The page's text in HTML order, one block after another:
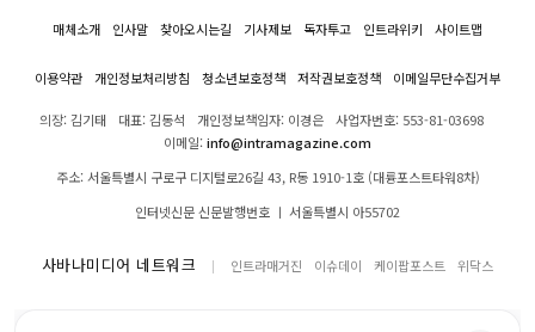
매체소개 인사말 찾아오시는길 기사제보 독자투고 인트라위키 사이트맵
이용약관 개인정보처리방침 청소년보호정책 저작권보호정책 이메일무단수집거부
의장: 김기태 대표: 김동석 개인정보책임자: 이경은
사업자번호: 553-81-03698
이메일:info@intramagazine.com
주소: 서울특별시 구로구 디지털로26길 43, R동 1910-1호 (대륭포스트타워8차)
인터넷신문 신문발행번호 ㅣ 서울특별시 아55702
사바나미디어 네트워크 인트라매거진 이슈데이 케이팝포스트 위닥스